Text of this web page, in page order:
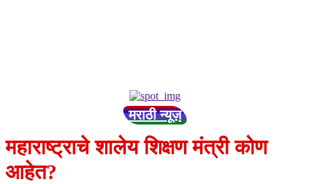
मराठी न्यूज़
महाराष्ट्राचे शालेय शिक्षण मंत्री कोण
आहेत?